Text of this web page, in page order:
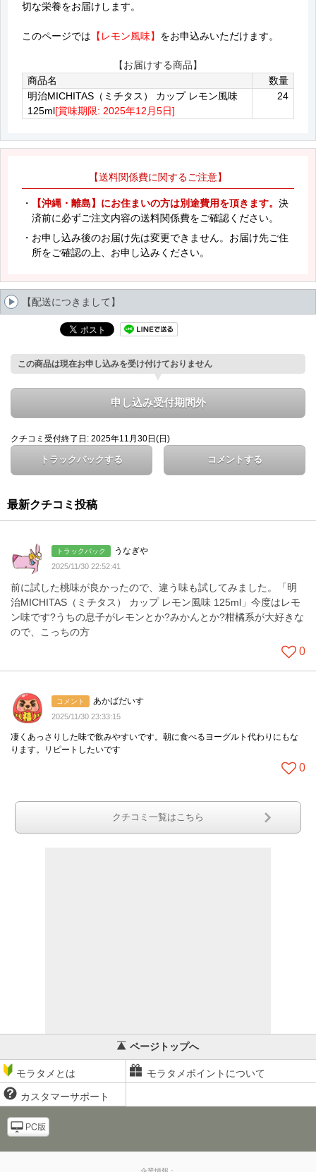
切な栄養をお届けします。
このページでは 【レモン風味】 をお申込みいただけます。
【お届けする商品】
商品名
数量
明治MICHITAS（ミチタス） カップ レモン風味
125ml[賞味期限: 2025年12月5日]
24
【送料関係費に関するご注意】
・ 【沖縄・離島】にお住まいの方は別途費用を頂きます。 決
済前に必ずご注文内容の送料関係費をご確認ください。
・お申し込み後のお届け先は変更できません。お届け先ご住
所をご確認の上、お申し込みください。
【配送につきまして】
この商品は現在お申し込みを受け付けておりません
申し込み受付期間外
クチコミ受付終了日: 2025年11月30日(日)
トラックバックする コメントする
最新クチコミ投稿
トラックバック うなぎや
2025/11/30 22:52:41
前に試した桃味が良かったので、違う味も試してみました。「明
治MICHITAS（ミチタス） カップ レモン風味 125ml」今度はレモ
ン味です?うちの息子がレモンとか?みかんとか?柑橘系が大好きな
ので、こっちの方
0
コメント あかばだいす
2025/11/30 23:33:15
凄くあっさりした味で飲みやすいです。朝に食べるヨーグルト代わりにもな
ります。リピートしたいです
0
クチコミ一覧はこちら
ページトップへ
モラタメとは モラタメポイントについて
カスタマーサポート